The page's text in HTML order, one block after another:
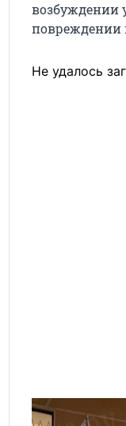
возбуждении
повреждении
Не удалось